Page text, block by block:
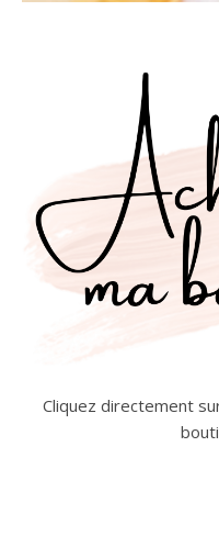
Cliquez directement